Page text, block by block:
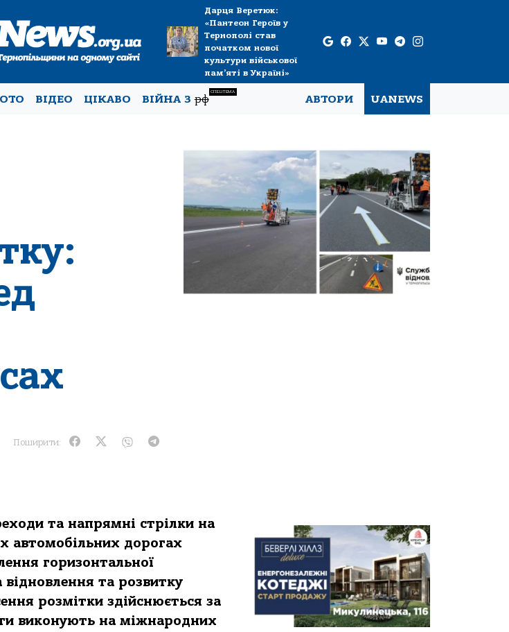
Дарця Веретюк:
«Пантеон Героїв у
Тернополі став
початком нової
культури військової
пам’яті в Україні»
ВІДЕО ЦІКАВО ВІЙНА Зрф
СПЕЦТЕМА
АВТОРИ UANEWS
Поширити:
та напрямні стрілки на
автомобільних дорогах
горизонтальної
та розвитку
розмітки здійснюється за
виконують на міжнародних